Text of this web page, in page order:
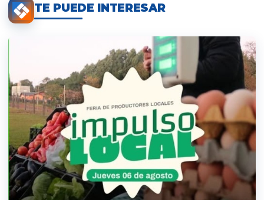
TE PUEDE INTERESAR